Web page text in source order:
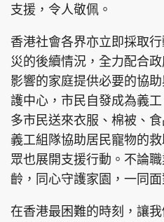
頭條搵工
關於我們
聯絡我們
隱私政策聲明
使用
版權
Copyright © 東周網 版權所有
©Eastweek.com.hk. All
支援，令人敬佩。
香港社會各界亦立即採取
災的後續情況，全力配合
影響的家庭提供必要的協
護中心，市民自發成為義
多市民送來衣服、棉被、
義工組隊協助居民寵物的
眾也展開支援行動。不論
齡，同心守護家園，一同面
在香港最困難的時刻，讓